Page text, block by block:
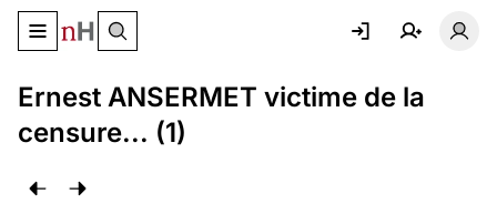
Basculer le menu de navigation
Ernest ANSERMET victime de la
censure... (1)